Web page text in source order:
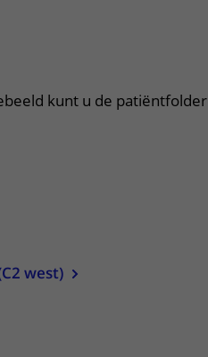
kunt u de patiëntfolder
west)